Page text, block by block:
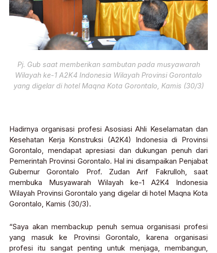
Pj. Gub saat memberikan sambutan pada musyawarah
Wilayah ke-1 A2K4 Indonesia Wilayah Provinsi Gorontalo
yang digelar di hotel Maqna Kota Gorontalo, Kamis (30/3)
Hadirnya organisasi profesi Asosiasi Ahli Keselamatan dan
Kesehatan Kerja Konstruksi (A2K4) Indonesia di Provinsi
Gorontalo, mendapat apresiasi dan dukungan penuh dari
Pemerintah Provinsi Gorontalo. Hal ini disampaikan Penjabat
Gubernur Gorontalo Prof. Zudan Arif Fakrulloh, saat
membuka Musyawarah Wilayah ke-1 A2K4 Indonesia
Wilayah Provinsi Gorontalo yang digelar di hotel Maqna Kota
Gorontalo, Kamis (30/3).
“Saya akan membackup penuh semua organisasi profesi
yang masuk ke Provinsi Gorontalo, karena organisasi
profesi itu sangat penting untuk menjaga, membangun,